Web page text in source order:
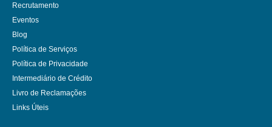
Recrutamento
Eventos
Blog
Política de Serviços
Política de Privacidade
Intermediário de Crédito
Livro de Reclamações
Links Úteis